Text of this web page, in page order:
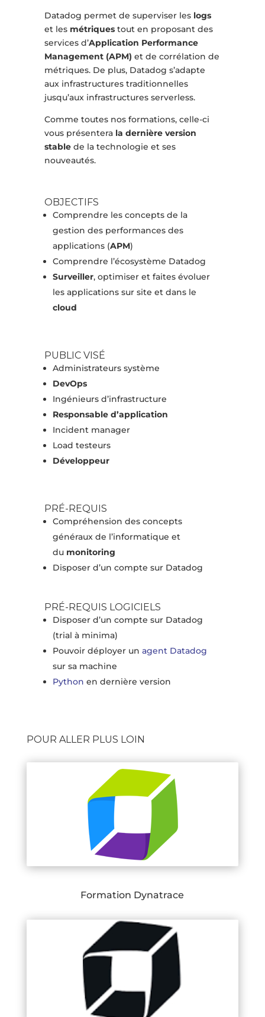
Datadog permet de superviser les logs
et les métriquestout en proposant des
services d’Application Performance
Management (APM) et de corrélation de
métriques. De plus, Datadog s’adapte
aux infrastructures traditionnelles
jusqu’aux infrastructures serverless.
Comme toutes nos formations, celle-ci
vous présentera la dernière version
stablede la technologie et ses
nouveautés.
OBJECTIFS
Comprendre les concepts de la
gestion des performances des
applications (APM)
Comprendre l’écosystème Datadog
Surveiller, optimiser et faites évoluer
les applications sur site et dans le
cloud
PUBLIC VISÉ
Administrateurs système
DevOps
Ingénieurs d’infrastructure
Responsable d’application
Incident manager
Load testeurs
Développeur
PRÉ-REQUIS
Compréhension des concepts
généraux de l’informatique et
du monitoring
Disposer d’un compte sur Datadog
PRÉ-REQUIS LOGICIELS
Disposer d’un compte sur Datadog
(trial à minima)
Pouvoir déployer un agent Datadog
sur sa machine
Python en dernière version
POUR ALLER PLUS LOIN
Formation Dynatrace